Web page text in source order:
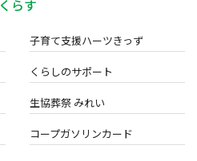
くらす
子育て支援ハーツきっず
くらしのサポート
生協葬祭 みれい
コープガソリンカード